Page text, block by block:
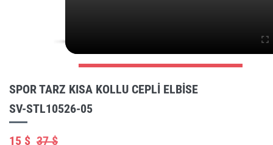
SPOR TARZ KISA KOLLU CEPLI ELBISE
SV-STL10526-05
15 $ 37 $